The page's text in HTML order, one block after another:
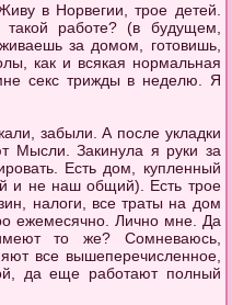
в Норвегии, трое детей.
такой работе? (в будущем,
за домом, готовишь,
как и всякая нормальная
секс трижды в неделю. Я
забыли. А после укладки
Мысли. Закинула я руки за
Есть дом, купленный
и не наш общий). Есть трое
налоги, все траты на дом
ежемесячно. Лично мне. Да
то же? Сомневаюсь,
все вышеперечисленное,
да еще работают полный